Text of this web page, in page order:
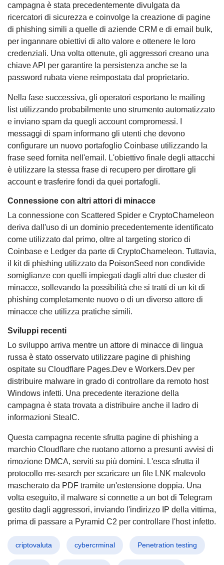
campagna è stata precedentemente divulgata da
ricercatori di sicurezza e coinvolge la creazione di pagine
di phishing simili a quelle di aziende CRM e di email bulk,
per ingannare obiettivi di alto valore e ottenere le loro
credenziali. Una volta ottenute, gli aggressori creano una
chiave API per garantire la persistenza anche se la
password rubata viene reimpostata dal proprietario.
Nella fase successiva, gli operatori esportano le mailing
list utilizzando probabilmente uno strumento automatizzato
e inviano spam da quegli account compromessi. I
messaggi di spam informano gli utenti che devono
configurare un nuovo portafoglio Coinbase utilizzando la
frase seed fornita nell'email. L'obiettivo finale degli attacchi
è utilizzare la stessa frase di recupero per dirottare gli
account e trasferire fondi da quei portafogli.
Connessione con altri attori di minacce
La connessione con Scattered Spider e CryptoChameleon
deriva dall'uso di un dominio precedentemente identificato
come utilizzato dal primo, oltre al targeting storico di
Coinbase e Ledger da parte di CryptoChameleon. Tuttavia,
il kit di phishing utilizzato da PoisonSeed non condivide
somiglianze con quelli impiegati dagli altri due cluster di
minacce, sollevando la possibilità che si tratti di un kit di
phishing completamente nuovo o di un diverso attore di
minacce che utilizza pratiche simili.
Sviluppi recenti
Lo sviluppo arriva mentre un attore di minacce di lingua
russa è stato osservato utilizzare pagine di phishing
ospitate su Cloudflare Pages.Dev e Workers.Dev per
distribuire malware in grado di controllare da remoto host
Windows infetti. Una precedente iterazione della
campagna è stata trovata a distribuire anche il ladro di
informazioni StealC.
Questa campagna recente sfrutta pagine di phishing a
marchio Cloudflare che ruotano attorno a presunti avvisi di
rimozione DMCA, serviti su più domini. L'esca sfrutta il
protocollo ms-search per scaricare un file LNK malevolo
mascherato da PDF tramite un'estensione doppia. Una
volta eseguito, il malware si connette a un bot di Telegram
gestito dagli aggressori, inviando l'indirizzo IP della vittima,
prima di passare a Pyramid C2 per controllare l'host infetto.
criptovaluta cybercrminal Penetration testing